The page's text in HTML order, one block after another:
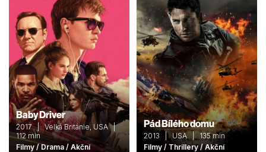
Baby Driver
2017 | Velká Británie, USA |
112 min
Filmy / Drama / Akční
Pád Bílého domu
2013 | USA | 135 min
Filmy / Thrillery / Akční